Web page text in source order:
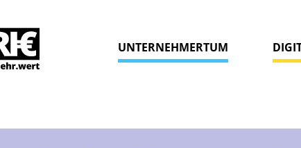
Suche
UNTERNEHMERTUM